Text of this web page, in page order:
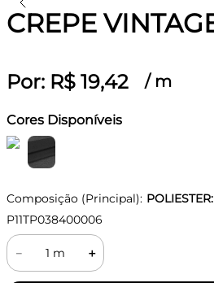
CREPE
Por: R$ 19,42 / m
Cores Disponíveis
Composição (Principal):
P11TP038400006
＋
－